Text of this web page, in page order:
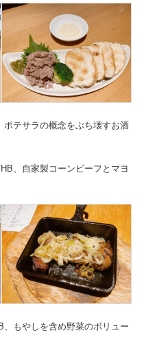
テサラの概念をぶち壊すお酒
、自家製コーンビーフとマヨ
もやしを含め野菜のボリュー